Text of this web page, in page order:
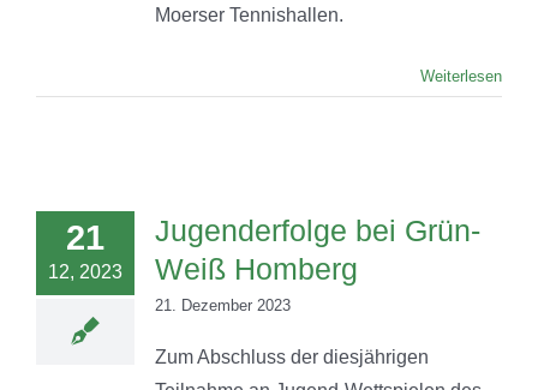
Moerser Tennishallen.
Weiterlesen
21
12, 2023
Jugenderfolge bei Grün-
Weiß Homberg
21. Dezember 2023
Zum Abschluss der diesjährigen